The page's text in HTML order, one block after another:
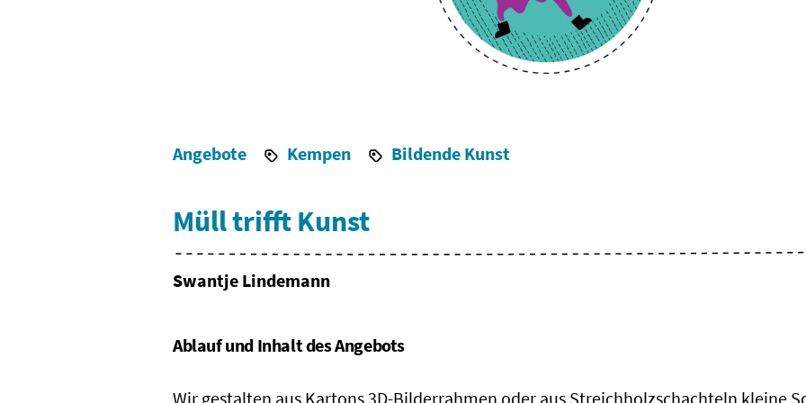
Angebote Kempen Bildende Kunst
Müll trifft Kunst
Swantje Lindemann
Ablauf und Inhalt des Angebots
Wir gestalten aus Kartons 3D-Bilderrahmen oder aus Streichholzschachteln kleine